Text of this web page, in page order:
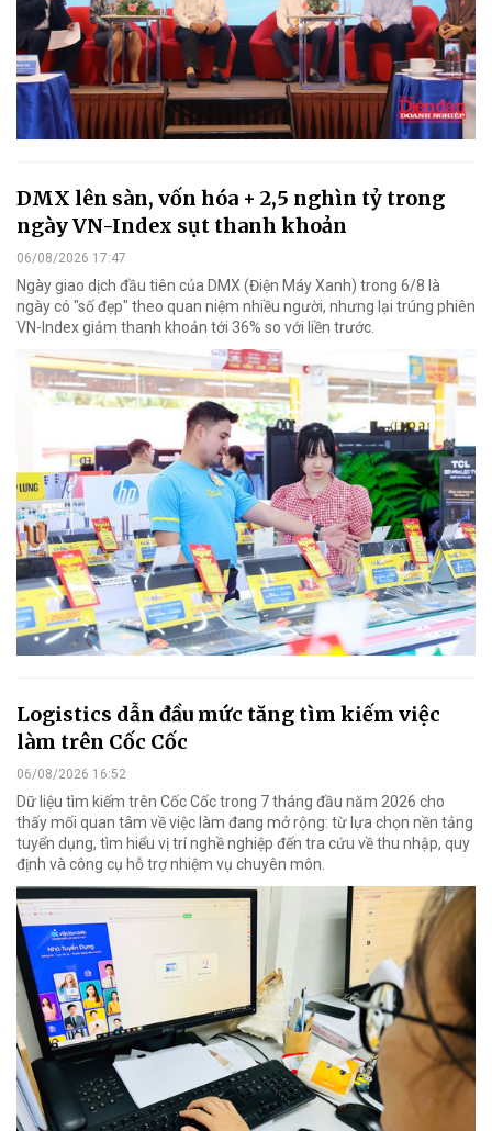
DMX lên sàn, vốn hóa + 2,5 nghìn tỷ trong
ngày VN-Index sụt thanh khoản
06/08/2026 17:47
Ngày giao dịch đầu tiên của DMX (Điện Máy Xanh) trong 6/8 là
ngày có "số đẹp" theo quan niệm nhiều người, nhưng lại trúng phiên
VN-Index giảm thanh khoản tới 36% so với liền trước.
Logistics dẫn đầu mức tăng tìm kiếm việc
làm trên Cốc Cốc
06/08/2026 16:52
Dữ liệu tìm kiếm trên Cốc Cốc trong 7 tháng đầu năm 2026 cho
thấy mối quan tâm về việc làm đang mở rộng: từ lựa chọn nền tảng
tuyển dụng, tìm hiểu vị trí nghề nghiệp đến tra cứu về thu nhập, quy
định và công cụ hỗ trợ nhiệm vụ chuyên môn.